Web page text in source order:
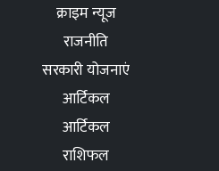
क्राइम न्यूज
राजनीति
सरकारी योजनाएं
आर्टिकल
आर्टिकल
राशिफल